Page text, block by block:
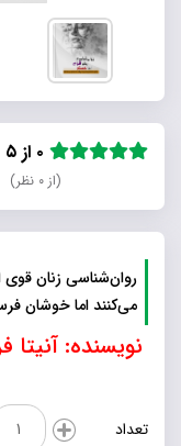
(از ۰ نظر)
روان‌شناسی زنان قوی
می‌کنند اما خوشان
نویسنده: آنیتا
تعداد
زنان